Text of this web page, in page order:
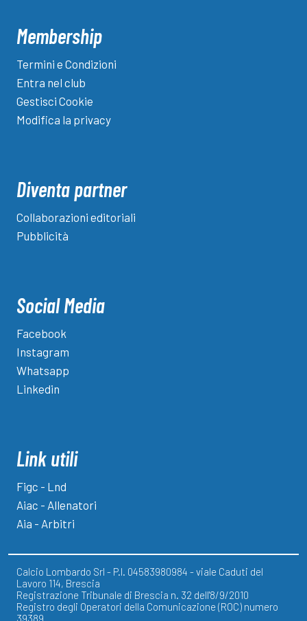
Membership
Termini e Condizioni
Entra nel club
Gestisci Cookie
Modifica la privacy
Diventa partner
Collaborazioni editoriali
Pubblicità
Social Media
Facebook
Instagram
Whatsapp
Linkedin
Link utili
Figc - Lnd
Aiac - Allenatori
Aia - Arbitri
Calcio Lombardo Srl - P.I. 04583980984 - viale Caduti del
Lavoro 114, Brescia
Registrazione Tribunale di Brescia n. 32 dell'8/9/2010
Registro degli Operatori della Comunicazione (ROC) numero
39389